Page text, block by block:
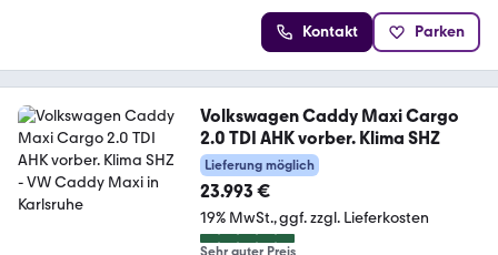
Kontakt Parken
Volkswagen Caddy Maxi Cargo
2.0 TDI AHK vorber. Klima SHZ
Lieferung möglich
23.993 €
19% MwSt. ggf. zzgl. Lieferkosten